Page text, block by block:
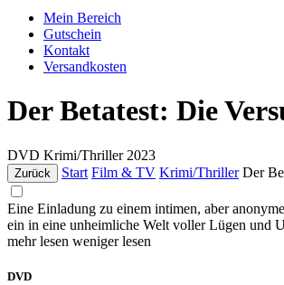
Mein Bereich
Gutschein
Kontakt
Versandkosten
Der Betatest: Die
DVD Krimi/Thriller 2023
Zurück Start Film & TV Krimi/Thriller Der
Eine Einladung zu einem intimen, aber
ein in eine unheimliche Welt voller Lügen und
mehr lesen weniger lesen
DVD